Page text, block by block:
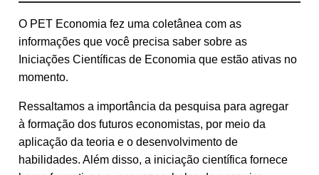
O PET Economia fez uma coletânea com as
informações que você precisa saber sobre as
Iniciações Científicas de Economia que estão ativas no
momento.
Ressaltamos a importância da pesquisa para agregar
à formação dos futuros economistas, por meio da
aplicação da teoria e o desenvolvimento de
habilidades. Além disso, a iniciação científica fornece